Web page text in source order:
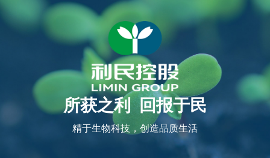
所获之利 回报于民
精于生物科技，创造品质生活